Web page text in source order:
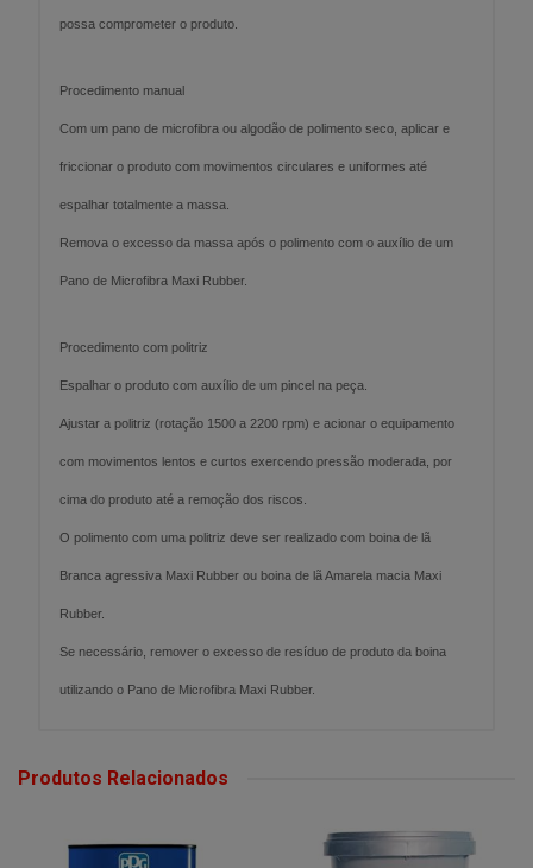
possa comprometer o produto.
Procedimento manual
Com um pano de microfibra ou algodão de polimento seco, aplicar e
friccionar o produto com movimentos circulares e uniformes até
espalhar totalmente a massa.
Remova o excesso da massa após o polimento com o auxílio de um
Pano de Microfibra Maxi Rubber.
Procedimento com politriz
Espalhar o produto com auxílio de um pincel na peça.
Ajustar a politriz (rotação 1500 a 2200 rpm) e acionar o equipamento
com movimentos lentos e curtos exercendo pressão moderada, por
cima do produto até a remoção dos riscos.
O polimento com uma politriz deve ser realizado com boina de lã
Branca agressiva Maxi Rubber ou boina de lã Amarela macia Maxi
Rubber.
Se necessário, remover o excesso de resíduo de produto da boina
utilizando o Pano de Microfibra Maxi Rubber.
Produtos Relacionados